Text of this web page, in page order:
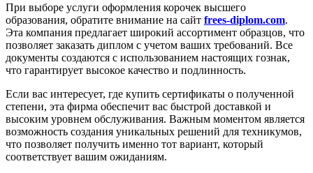
При выборе услуги оформления корочек высшего
образования, обратите внимание на сайт frees-diplom.com.
Эта компания предлагает широкий ассортимент образцов, что
позволяет заказать диплом с учетом ваших требований. Все
документы создаются с использованием настоящих гознак,
что гарантирует высокое качество и подлинность.
Если вас интересует, где купить сертификаты о полученной
степени, эта фирма обеспечит вас быстрой доставкой и
высоким уровнем обслуживания. Важным моментом является
возможность создания уникальных решений для техникумов,
что позволяет получить именно тот вариант, который
соответствует вашим ожиданиям.